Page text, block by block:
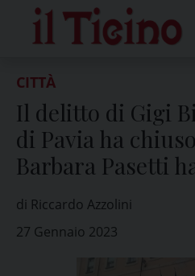
content
CITTÀ
Il delitto di Gigi
di Pavia ha
Barbara Pasetti
di Riccardo Azzolini
27 Gennaio 2023